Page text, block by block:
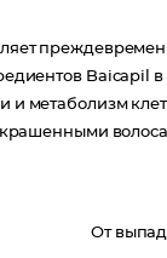
Baicapil
метаболизм
От